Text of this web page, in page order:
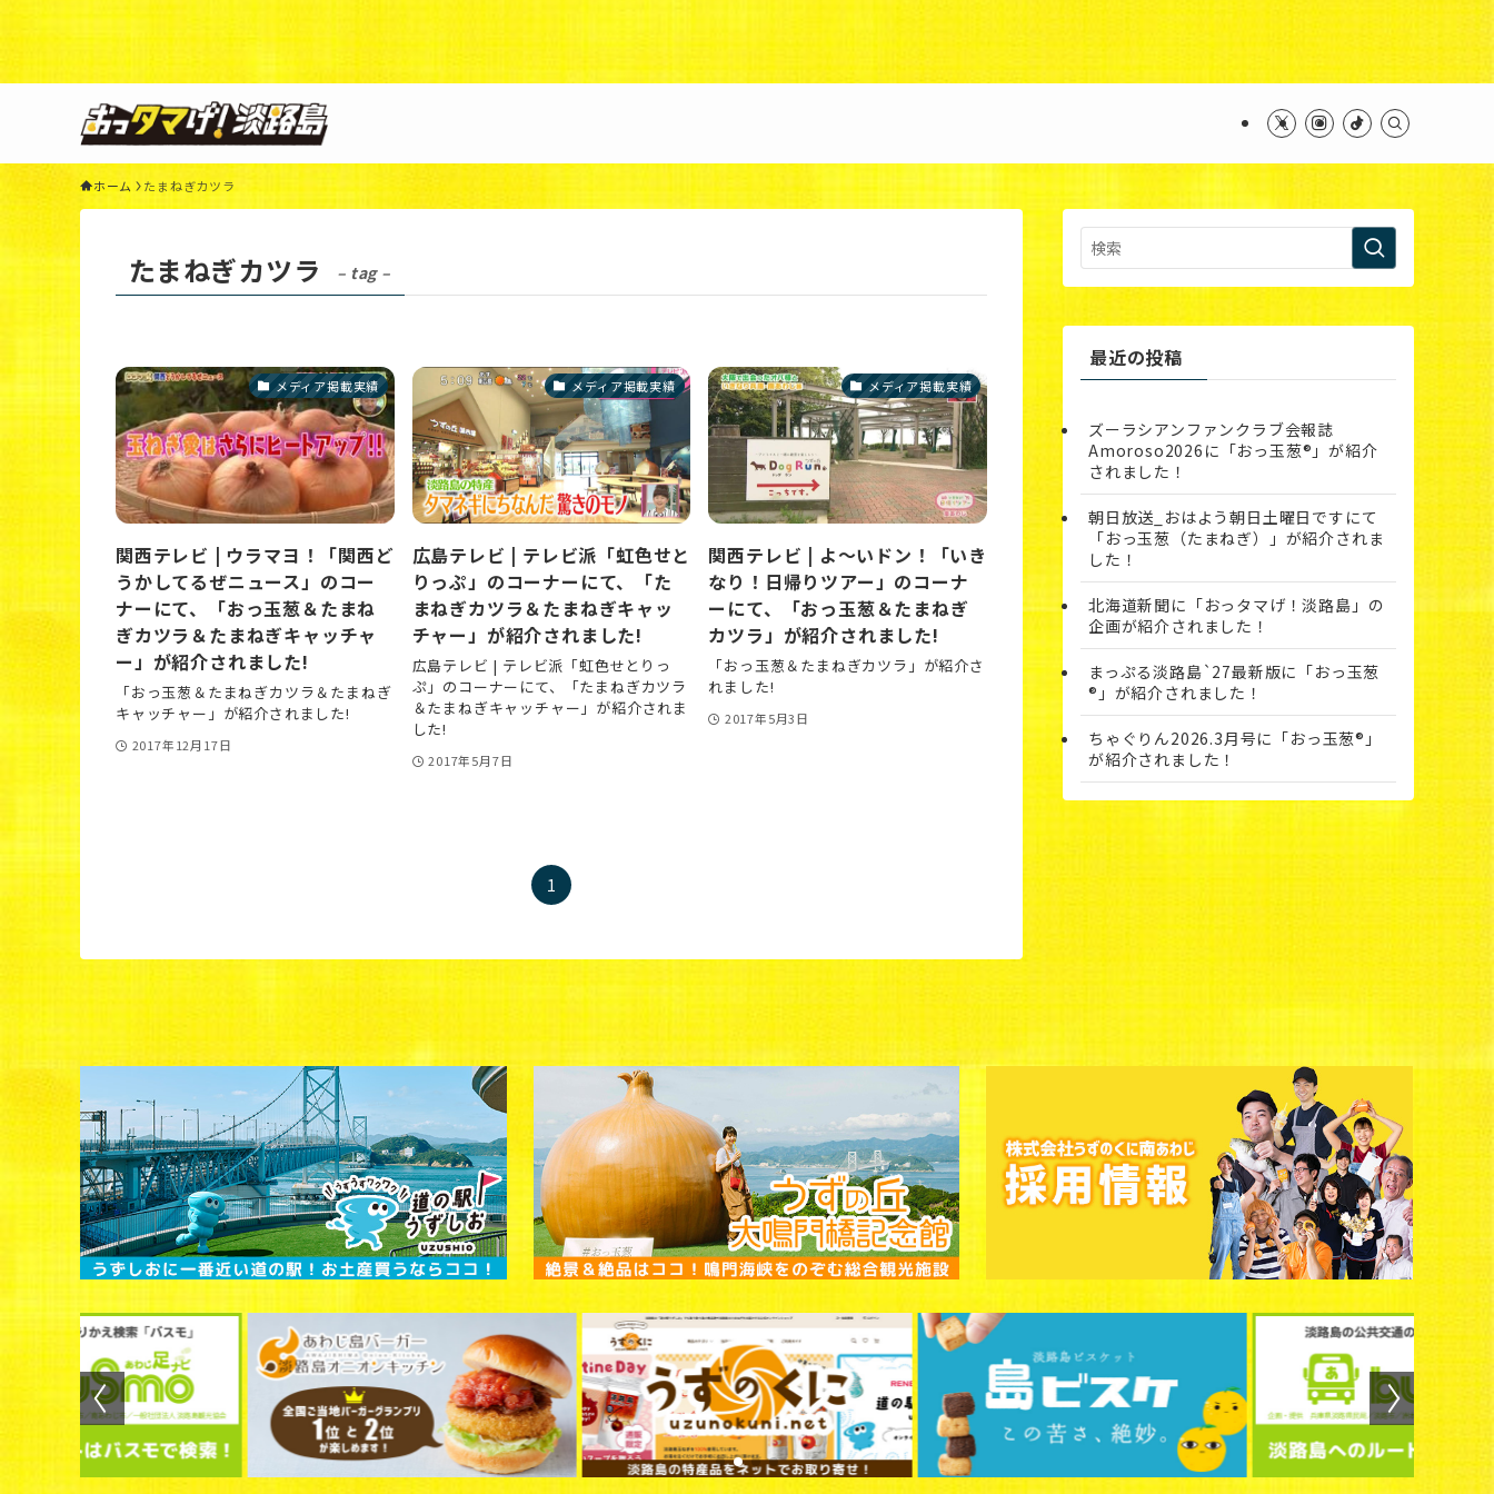
Warning : Undefined variable $query in /home/xs311788/uzunokuni.com/public_html/ottamage/wp/wp-content/themes/swell_child/functions.php
44
ホーム たまねぎカツラ
たまねぎカツラ – tag –
メディア掲載実績
関西テレビ | ウラマヨ！「関西ど
うかしてるぜニュース」のコー
ナーにて、「おっ玉葱＆たまね
ぎカツラ＆たまねぎキャッチャ
ー」が紹介されました!
「おっ玉葱＆たまねぎカツラ＆たまねぎ
キャッチャー」が紹介されました!
2017年12月17日
メディア掲載実績
広島テレビ | テレビ派「虹色せと
りっぷ」のコーナーにて、「た
まねぎカツラ＆たまねぎキャッ
チャー」が紹介されました!
広島テレビ | テレビ派「虹色せとりっ
ぷ」のコーナーにて、「たまねぎカツラ
＆たまねぎキャッチャー」が紹介されま
した!
2017年5月7日
メディア掲載実績
関西テレビ | よ～いドン！「いき
なり！日帰りツアー」のコーナ
ーにて、「おっ玉葱＆たまねぎ
カツラ」が紹介されました!
「おっ玉葱＆たまねぎカツラ」が紹介さ
れました!
2017年5月3日
1
最近の投稿
ズーラシアンファンクラブ会報誌
Amoroso2026に「おっ玉葱®︎」が紹介
されました！
朝日放送_おはよう朝日土曜日ですにて
「おっ玉葱（たまねぎ）」が紹介されま
した！
北海道新聞に「おっタマげ！淡路島」の
企画が紹介されました！
まっぷる淡路島`27最新版に「おっ玉葱
®」が紹介されました！
ちゃぐりん2026.3月号に「おっ玉葱®」
が紹介されました！